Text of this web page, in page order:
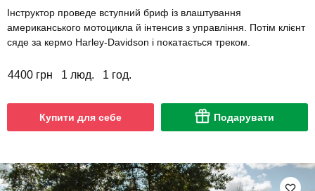
Інструктор проведе вступний бриф із влаштування
американського мотоцикла й інтенсив з управління. Потім клієнт
сяде за кермо Harley-Davidson і покатається треком.
4400 грн 1 люд. 1 год.
Купити для себе Подарувати